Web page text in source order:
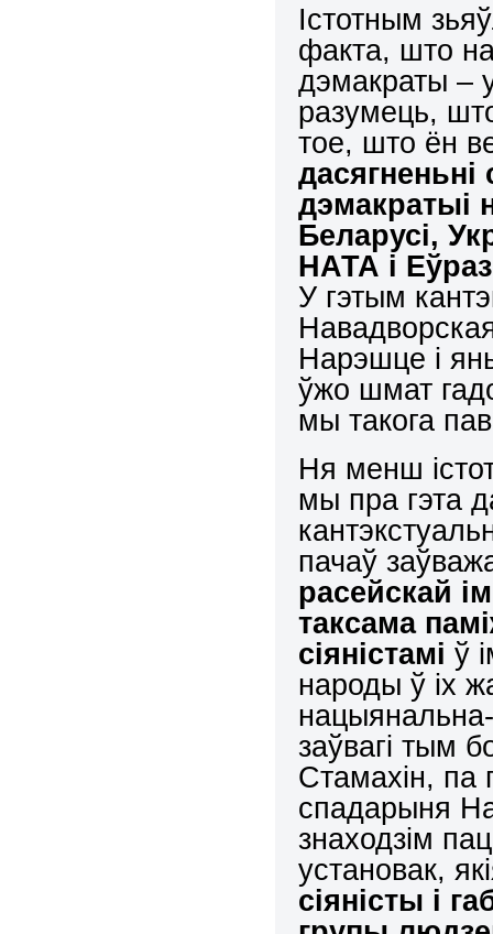
Істотным
факта, што
дэмакраты –
разумець,
тое, што ён
дэмакратыі
Беларусі,
НАТА і
У гэтым
Нарэшце і
ўжо шмат
мы такога
Ня менш
мы пра гэта
пачаў
расейскай
таксама
сіяністамі ў
народы ў іх
заўвагі тым
Стамахін, па
спадарыня
знаходзім
установак,
сіяністы і